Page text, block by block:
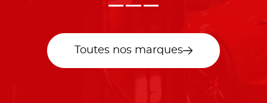
Toutes nos marques